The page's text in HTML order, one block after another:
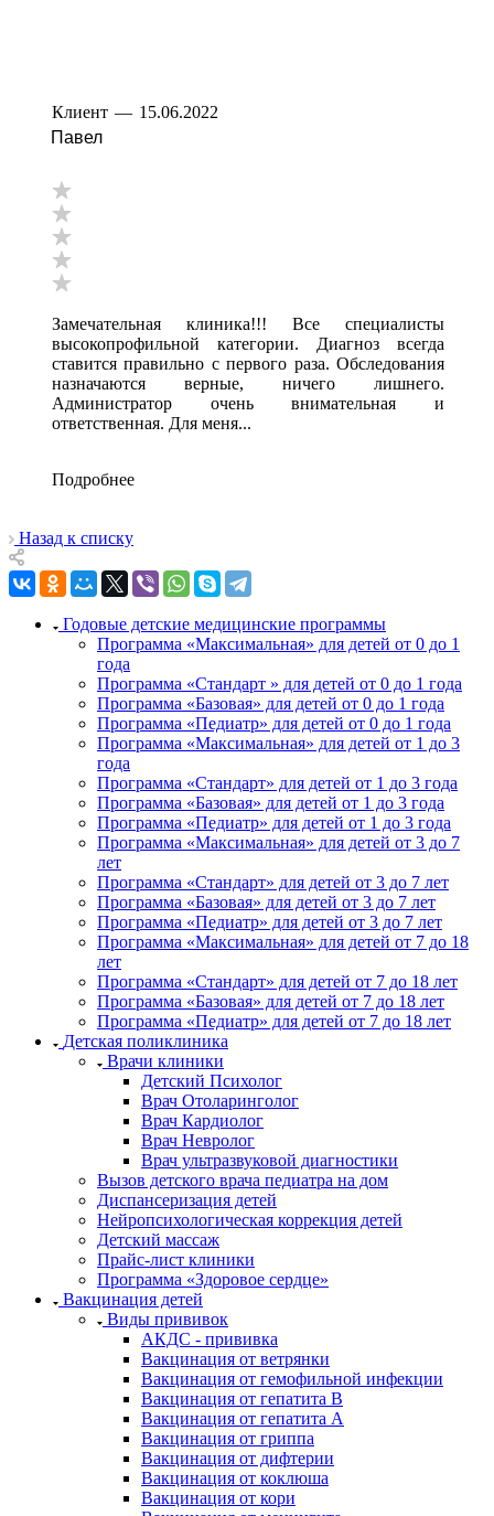
Клиент — 15.06.2022
Павел
Замечательная клиника!!! Все специалисты
высокопрофильной категории. Диагноз всегда
ставится правильно с первого раза. Обследования
назначаются верные, ничего лишнего.
Администратор очень внимательная и
ответственная. Для меня...
Подробнее
Назад к списку
Годовые детские медицинские программы
Программа «Максимальная» для детей от 0 до 1
года
Программа «Стандарт » для детей от 0 до 1 года
Программа «Базовая» для детей от 0 до 1 года
Программа «Педиатр» для детей от 0 до 1 года
Программа «Максимальная» для детей от 1 до 3
года
Программа «Стандарт» для детей от 1 до 3 года
Программа «Базовая» для детей от 1 до 3 года
Программа «Педиатр» для детей от 1 до 3 года
Программа «Максимальная» для детей от 3 до 7
лет
Программа «Стандарт» для детей от 3 до 7 лет
Программа «Базовая» для детей от 3 до 7 лет
Программа «Педиатр» для детей от 3 до 7 лет
Программа «Максимальная» для детей от 7 до 18
лет
Программа «Стандарт» для детей от 7 до 18 лет
Программа «Базовая» для детей от 7 до 18 лет
Программа «Педиатр» для детей от 7 до 18 лет
Детская поликлиника
Врачи клиники
Детский Психолог
Врач Отоларинголог
Врач Кардиолог
Врач Невролог
Врач ультразвуковой диагностики
Вызов детского врача педиатра на дом
Диспансеризация детей
Нейропсихологическая коррекция детей
Детский массаж
Прайс-лист клиники
Программа «Здоровое сердце»
Вакцинация детей
Виды прививок
АКДС - прививка
Вакцинация от ветрянки
Вакцинация от гемофильной инфекции
Вакцинация от гепатита B
Вакцинация от гепатита А
Вакцинация от гриппа
Вакцинация от дифтерии
Вакцинация от коклюша
Вакцинация от кори